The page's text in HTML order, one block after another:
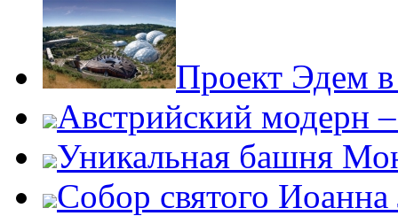
Проект Эдем
Австрийский модерн
Уникальная башня
Собор святого Иоанна